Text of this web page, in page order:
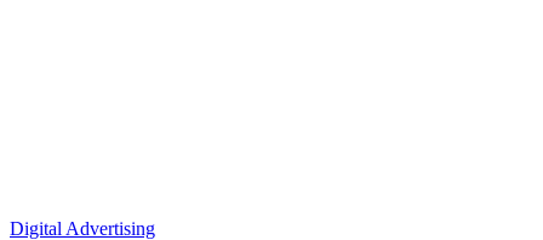
Digital Advertising